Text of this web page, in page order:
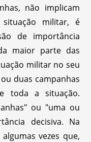
não implicam
militar, é
de importância
maior parte das
militar no seu
duas campanhas
toda a situação.
ou "uma ou
decisiva. Na
vezes que,